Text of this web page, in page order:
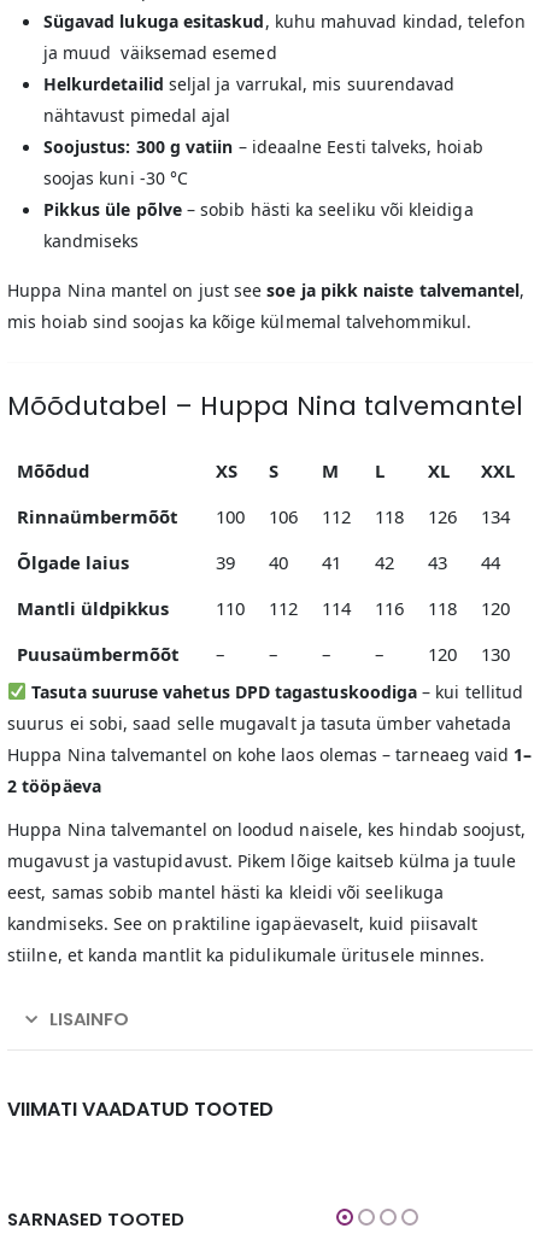
Sügavad lukuga esitaskud, kuhu mahuvad kindad, telefon
ja muud väiksemad esemed
Helkurdetailid seljal ja varrukal, mis suurendavad
nähtavust pimedal ajal
Soojustus: 300 g vatiin – ideaalne Eesti talveks, hoiab
soojas kuni -30 °C
Pikkus üle põlve– sobib hästi ka seeliku või kleidiga
kandmiseks
Huppa Nina mantel on just seesoe ja pikk naiste talvemantel,
mis hoiab sind soojas ka kõige külmemal talvehommikul.
Mõõdutabel – Huppa Nina talvemantel
Mõõdud XS S M L XL
XXL
Rinnaümbermõõt
100 106 112 118 126
134
Õlgade laius
39 40 41 42 43
44
Mantli üldpikkus
110 112 114 116 118
120
Puusaümbermõõt
– – – – 120 130
Tasuta suuruse vahetus DPD tagastuskoodiga – kui tellitud
suurus ei sobi, saad selle mugavalt ja tasuta ümber vahetada
Huppa Nina talvemantel on kohe laos olemas – tarneaeg vaid 1–
2 tööpäeva
Huppa Nina talvemantel on loodud naisele, kes hindab soojust,
mugavust ja vastupidavust. Pikem lõige kaitseb külma ja tuule
eest, samas sobib mantel hästi ka kleidi või seelikuga
kandmiseks. See on praktiline igapäevaselt, kuid piisavalt
stiilne, et kanda mantlit ka pidulikumale üritusele minnes.
LISAINFO
VIIMATI VAADATUD TOOTED
SARNASED TOOTED